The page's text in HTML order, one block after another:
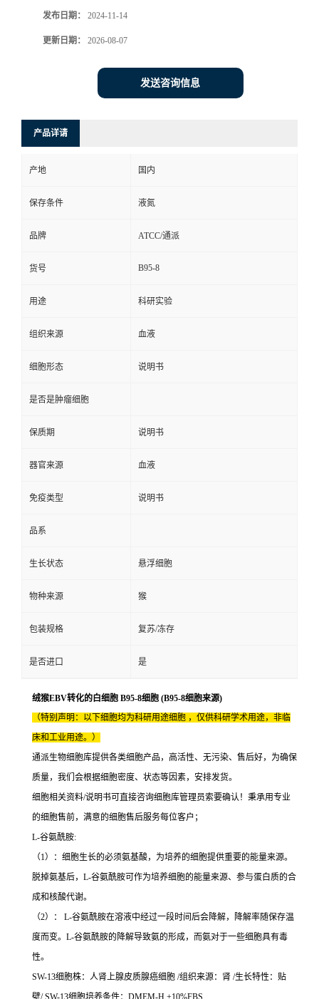
发布日期： 2024-11-14
更新日期： 2026-08-07
发送咨询信息
产品详请
产地 国内
保存条件 液氮
品牌 ATCC/通派
货号 B95-8
用途 科研实验
组织来源 血液
细胞形态 说明书
是否是肿瘤细胞
保质期 说明书
器官来源 血液
免疫类型 说明书
品系
生长状态 悬浮细胞
物种来源 猴
包装规格 复苏/冻存
是否进口 是
绒猴EBV转化的白细胞 B95-8细胞 (B95-8细胞来源)
（特别声明：以下细胞均为科研用途细胞 ，仅供科研学术用途，非临
床和工业用途。）
通派生物细胞库提供各类细胞产品，高活性、无污染、售后好，为确保
质量，我们会根据细胞密度、状态等因素，安排发货。
细胞相关资料/说明书可直接咨询细胞库管理员索要确认！秉承用专业
的细胞售前，满意的细胞售后服务每位客户；
L-谷氨酰胺:
（1）：细胞生长的必须氨基酸，为培养的细胞提供重要的能量来源。
脱掉氨基后，L-谷氨酰胺可作为培养细胞的能量来源、参与蛋白质的合
成和核酸代谢。
（2）： L-谷氨酰胺在溶液中经过一段时间后会降解，降解率随保存温
度而变。L-谷氨酰胺的降解导致氨的形成，而氨对于一些细胞具有毒
性。
SW-13细胞株：人肾上腺皮质腺癌细胞 /组织来源：肾 /生长特性：贴
壁/ SW-13细胞培养条件：DMEM-H +10%FBS